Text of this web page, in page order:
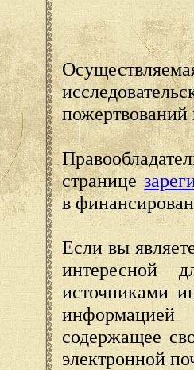
пожертвований
странице
в
Если вы
интересной
источниками
содержащее
электронной